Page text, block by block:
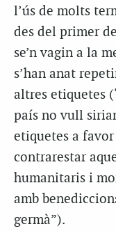
l’ús de molts
des del primer
se’n vagin a la
s’han anat
altres etiquetes
país no vull
etiquetes a
contrarestar
humanitaris i
amb
germà”).